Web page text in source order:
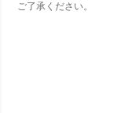
ご了承ください。